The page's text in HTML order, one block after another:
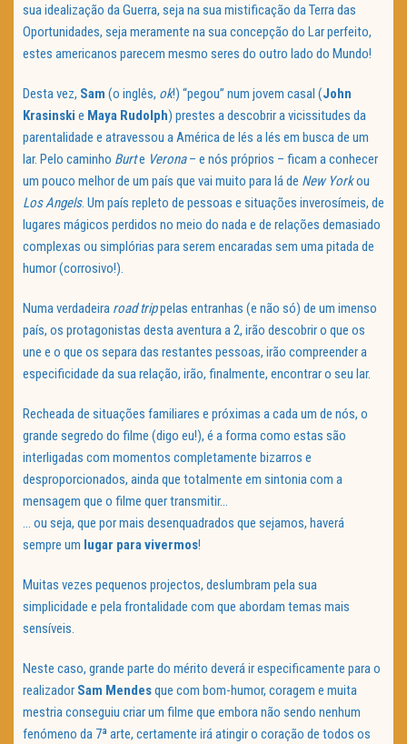
sua idealização da Guerra, seja na sua mistificação da Terra das
Oportunidades, seja meramente na sua concepção do Lar perfeito,
estes americanos parecem mesmo seres do outro lado do Mundo!
Desta vez, Sam (o inglês, ok!) “pegou” num jovem casal (John
Krasinski e Maya Rudolph) prestes a descobrir a vicissitudes da
parentalidade e atravessou a América de lés a lés em busca de um
lar. Pelo caminho Burte Verona– e nós próprios – ficam a conhecer
um pouco melhor de um país que vai muito para lá de New Yorkou
Los Angels. Um país repleto de pessoas e situações inverosímeis, de
lugares mágicos perdidos no meio do nada e de relações demasiado
complexas ou simplórias para serem encaradas sem uma pitada de
humor (corrosivo!).
Numa verdadeira road trippelas entranhas (e não só) de um imenso
país, os protagonistas desta aventura a 2, irão descobrir o que os
une e o que os separa das restantes pessoas, irão compreender a
especificidade da sua relação, irão, finalmente, encontrar o seu lar.
Recheada de situações familiares e próximas a cada um de nós, o
grande segredo do filme (digo eu!), é a forma como estas são
interligadas com momentos completamente bizarros e
desproporcionados, ainda que totalmente em sintonia com a
mensagem que o filme quer transmitir…
… ou seja, que por mais desenquadrados que sejamos, haverá
sempre um lugar para vivermos!
Muitas vezes pequenos projectos, deslumbram pela sua
simplicidade e pela frontalidade com que abordam temas mais
sensíveis.
Neste caso, grande parte do mérito deverá ir especificamente para o
realizador Sam Mendesque com bom-humor, coragem e muita
mestria conseguiu criar um filme que embora não sendo nenhum
fenómeno da 7ª arte, certamente irá atingir o coração de todos os